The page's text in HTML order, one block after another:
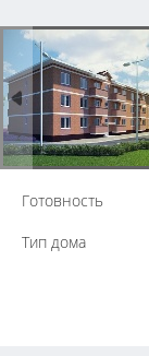
Готовность
Тип дома